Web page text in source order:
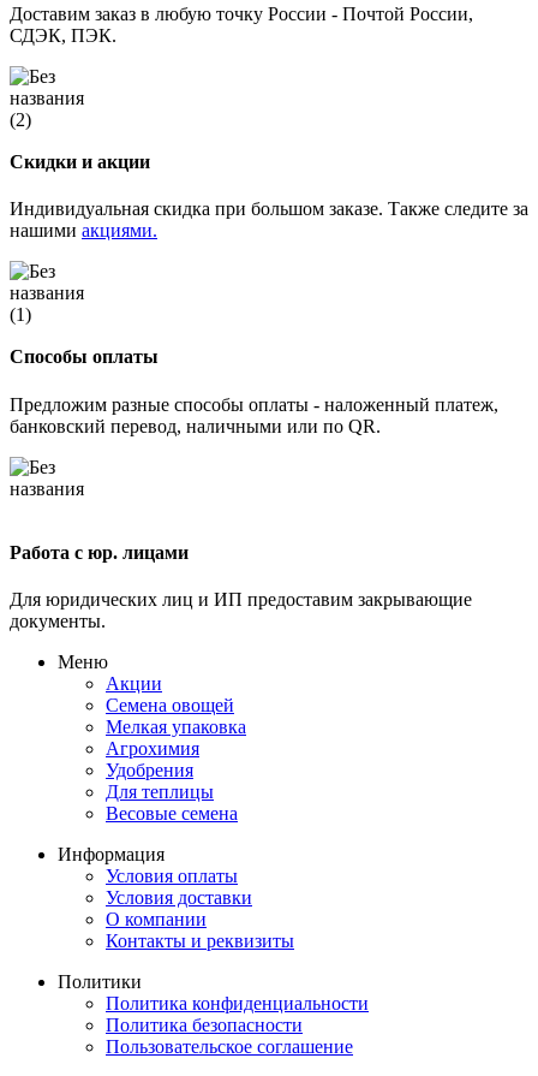
Доставим заказ в любую точку России - Почтой России,
СДЭК, ПЭК.
Скидки и акции
Индивидуальная скидка при большом заказе. Также следите за
нашими акциями.
Способы оплаты
Предложим разные способы оплаты - наложенный платеж,
банковский перевод, наличными или по QR.
Работа с юр. лицами
Для юридических лиц и ИП предоставим закрывающие
документы.
Меню
Акции
Семена овощей
Мелкая упаковка
Агрохимия
Удобрения
Для теплицы
Весовые семена
Информация
Условия оплаты
Условия доставки
О компании
Контакты и реквизиты
Политики
Политика конфиденциальности
Политика безопасности
Пользовательское соглашение